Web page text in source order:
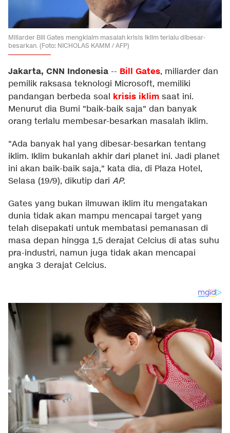
Miliarder Bill Gates mengklaim masalah krisis iklim terlalu dibesar-
besarkan. (Foto: NICHOLAS KAMM / AFP)
Jakarta, CNN Indonesia -- Bill Gates, miliarder dan
pemilik raksasa teknologi Microsoft, memiliki
pandangan berbeda soal krisis iklim saat ini.
Menurut dia Bumi "baik-baik saja" dan banyak
orang terlalu membesar-besarkan masalah iklim.
"Ada banyak hal yang dibesar-besarkan tentang
iklim. Iklim bukanlah akhir dari planet ini. Jadi planet
ini akan baik-baik saja," kata dia, di Plaza Hotel,
Selasa (19/9), dikutip dari AP.
Gates yang bukan ilmuwan iklim itu mengatakan
dunia tidak akan mampu mencapai target yang
telah disepakati untuk membatasi pemanasan di
masa depan hingga 1,5 derajat Celcius di atas suhu
pra-industri, namun juga tidak akan mencapai
angka 3 derajat Celcius.